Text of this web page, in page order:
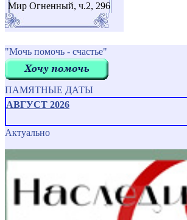
Мир Огненный, ч.2, 296
"Мочь помочь - счастье"
ПАМЯТНЫЕ ДАТЫ
АВГУСТ 2026
Актуально